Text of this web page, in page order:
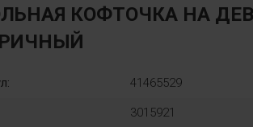
КОФТОЧКА НА
41465529
3015921